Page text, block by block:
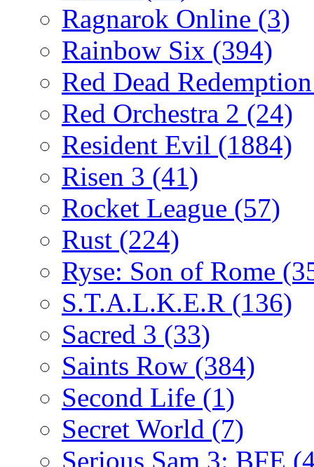
Ragnarok Online (3)
Rainbow Six (394)
Red Dead
Red Orchestra 2 (24)
Resident Evil (1884)
Risen 3 (41)
Rocket League (57)
Rust (224)
Ryse: Son of Rome
S.T.A.L.K.E.R (136)
Sacred 3 (33)
Saints Row (384)
Second Life (1)
Secret World (7)
Serious Sam 3: BFE